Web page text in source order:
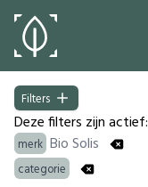
Filters
Filters
Deze filters zijn actief:
merk Bio Solis
categorie